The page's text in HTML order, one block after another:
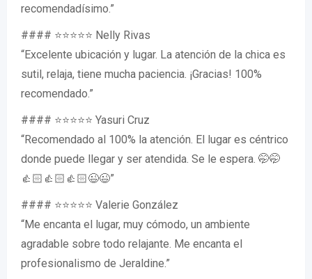
recomendadísimo.”
#### ⭐⭐⭐⭐⭐ Nelly Rivas
“Excelente ubicación y lugar. La atención de la chica es
sutil, relaja, tiene mucha paciencia. ¡Gracias! 100%
recomendado.”
#### ⭐⭐⭐⭐⭐ Yasuri Cruz
“Recomendado al 100% la atención. El lugar es céntrico
donde puede llegar y ser atendida. Se le espera. 🤭🤭
👍🏻👍🏻👍🏻😉😉”
#### ⭐⭐⭐⭐⭐ Valerie González
“Me encanta el lugar, muy cómodo, un ambiente
agradable sobre todo relajante. Me encanta el
profesionalismo de Jeraldine.”